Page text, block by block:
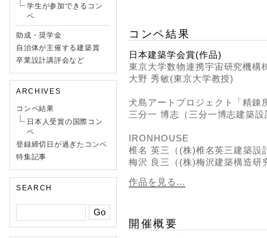
学生が参加できるコン
ペ
助成・奨学金
自治体が主催する建築賞
卒業設計講評会など
ARCHIVES
コンペ結果
日本人受賞の国際コン
ペ
登録締切日が過ぎたコンペ
特集記事
SEARCH
コンペ結果
日本建築学会賞(作品)
東京大学数物連携宇宙研究機構
大野 秀敏(東京大学教授)
犬島アートプロジェクト「精錬
三分一 博志（三分一博志建築
IRONHOUSE
椎名 英三（(株)椎名英三建築設
梅沢 良三（(株)梅沢建築構造研
作品を見る...
開催概要